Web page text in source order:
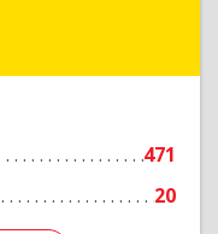
471
20
Подробнее